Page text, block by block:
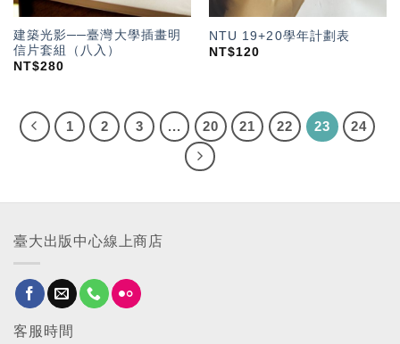
建築光影──臺灣大學插畫明
信片套組（八入）
NT$280
NTU 19+20學年計劃表
NT$120
1 2 3 ... 20 21 22 23 24
臺大出版中心線上商店
客服時間